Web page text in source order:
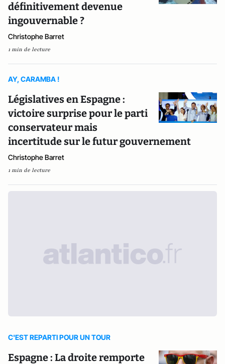
définitivement devenue
ingouvernable ?
Christophe Barret
1 min de lecture
AY, CARAMBA !
Législatives en Espagne :
victoire surprise pour le parti
conservateur mais
incertitude sur le futur gouvernement
Christophe Barret
1 min de lecture
C'EST REPARTI POUR UN TOUR
Espagne : La droite remporte